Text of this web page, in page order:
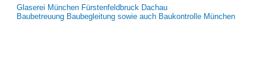
Glaserei München Fürstenfeldbruck Dachau
Baubetreuung Baubegleitung sowie auch Baukontrolle München